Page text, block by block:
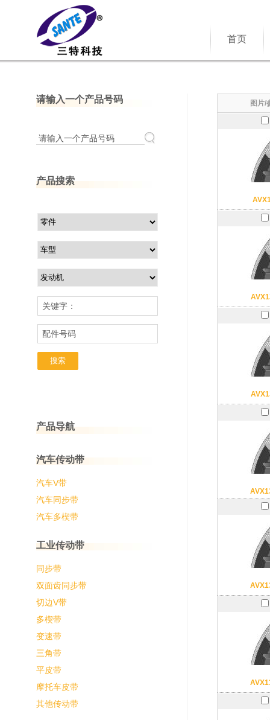
首页
图片/
请输入一个产品号码
请输入一个产品号码
产品搜索
关键字：
配件号码
产品导航
汽车传动带
汽车V带
汽车同步带
汽车多楔带
工业传动带
同步带
双面齿同步带
切边V带
多楔带
变速带
三角带
平皮带
摩托车皮带
其他传动带